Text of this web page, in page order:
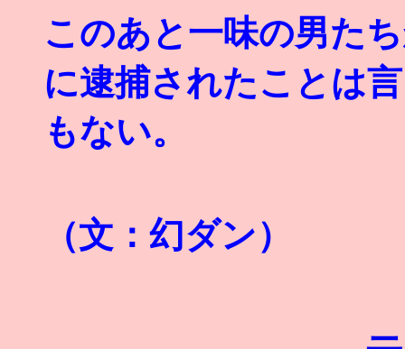
このあと一味の男た
に逮捕されたことは
もない。
（文：